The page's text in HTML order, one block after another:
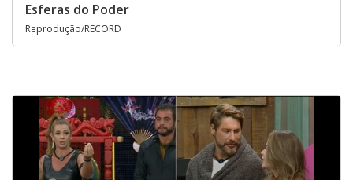
Esferas do Poder
Reprodução/RECORD